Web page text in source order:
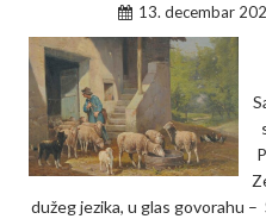
k
n
13. decembar
dužeg jezika, u glas govorahu